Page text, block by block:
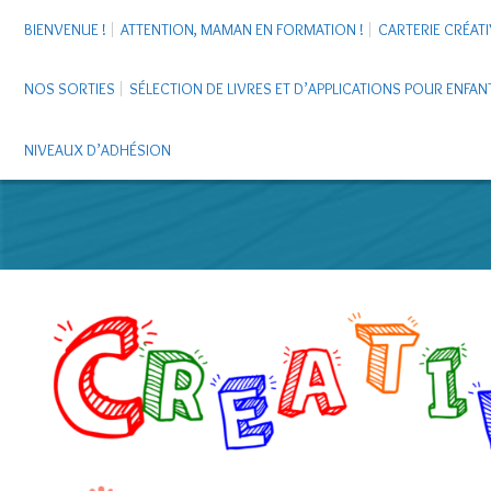
BIENVENUE ! ATTENTION, MAMAN EN FORMATION ! CARTERIE
NOS SORTIES SÉLECTION DE LIVRES ET D’APPLICATIONS POUR
NIVEAUX D’ADHÉSION